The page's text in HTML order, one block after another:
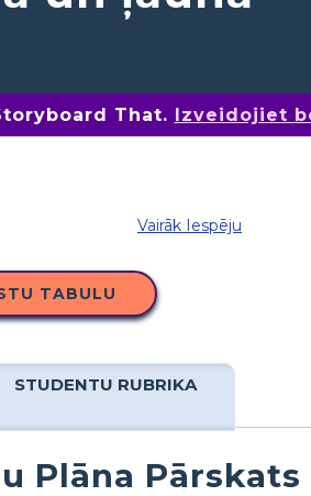
That. Izveidojiet
Vairāk Iespēju
TABULU
STUDENTU RUBRIKA
Plāna Pārskats